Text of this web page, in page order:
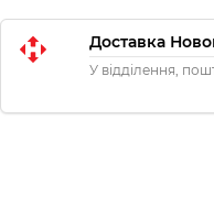
Доставка
У відділення,